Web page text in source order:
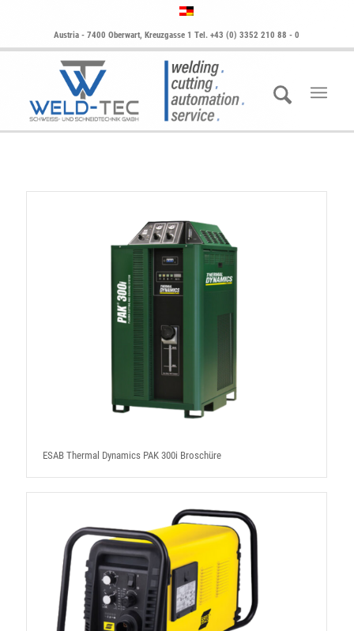
Austria - 7400 Oberwart, Kreuzgasse 1 Tel. +43 (0) 3352 210 88 - 0
ESAB Thermal Dynamics PAK 300i Broschüre